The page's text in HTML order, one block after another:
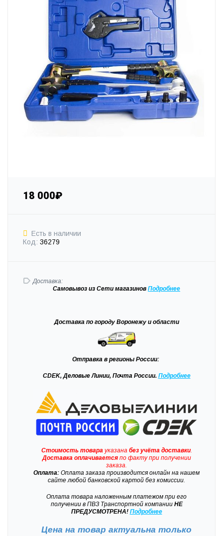
18 000₽
Есть в наличии
Код: 36279
Доставка:
Самовывоз из Сети магазинов Подробнее
Доставка по городу Воронежу и области
Отправка в регионы России:
CDEK, Деловые Линии, Почта России. Подробнее
Стоимость товарауказана без учёта доставки.
Доставкаоплачиваетсяпо факту при получении
заказа.
Оплата: Оплата заказа производится онлайн на нашем
сайте любой банковской картой без комиссии.
Оплата товара наложенным платежом при его
получении в ПВЗ Транспортной компанииНЕ
ПРЕДУСМОТРЕНА! Подробнее
Цена на товар актуальна только